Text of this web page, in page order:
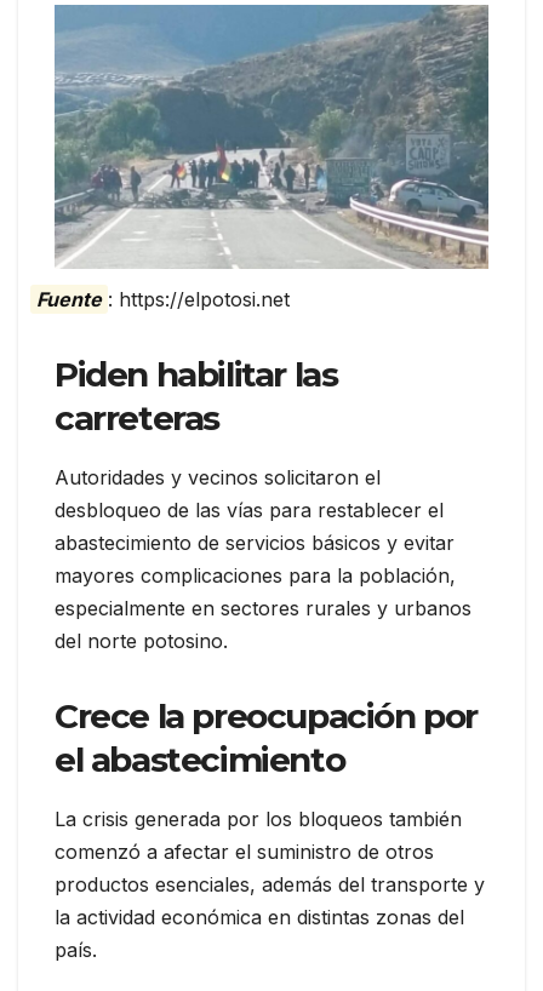
Fuente : https://elpotosi.net
Piden habilitar las
carreteras
Autoridades y vecinos solicitaron el
desbloqueo de las vías para restablecer el
abastecimiento de servicios básicos y evitar
mayores complicaciones para la población,
especialmente en sectores rurales y urbanos
del norte potosino.
Crece la preocupación por
el abastecimiento
La crisis generada por los bloqueos también
comenzó a afectar el suministro de otros
productos esenciales, además del transporte y
la actividad económica en distintas zonas del
país.